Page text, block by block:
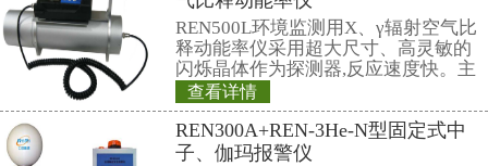
交流与政府计划的沟通等，章英剑
刘兴党秘书重点分管学会的学术
量控制，顾兆祥副主任委员和袁志
责学会的外事、网站建设、继续教